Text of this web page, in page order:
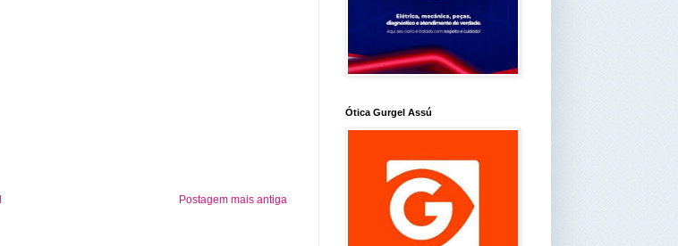
Postagem mais antiga
Ótica Gurgel Assú